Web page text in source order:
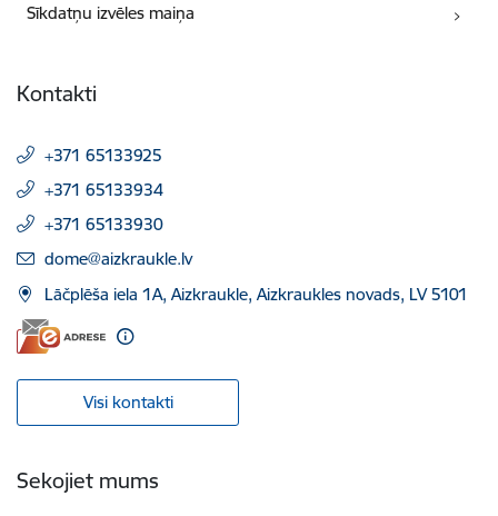
Sīkdatņu izvēles maiņa
Kontakti
+371 65133925
+371 65133934
+371 65133930
E-pasts:
dome@aizkraukle.lv
Lāčplēša iela 1A, Aizkraukle, Aizkraukles novads, LV 5101
Visi kontakti
Sekojiet mums